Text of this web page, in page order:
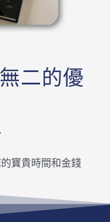
二的優
寶貴時間和金錢